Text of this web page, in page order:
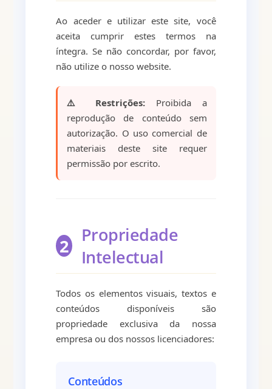
Ao aceder e utilizar este site, você
aceita cumprir estes termos na
íntegra. Se não concordar, por favor,
não utilize o nosso website.
⚠️ Restrições:Proibida a
reprodução de conteúdo sem
autorização. O uso comercial de
materiais deste site requer
permissão por escrito.
2
Propriedade
Intelectual
Todos os elementos visuais, textos e
conteúdos disponíveis são
propriedade exclusiva da nossa
empresa ou dos nossos licenciadores:
Conteúdos